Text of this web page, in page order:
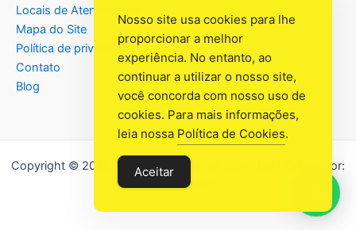
Locais de Atendimento
Mapa do Site
Política de privacidade
Contato
Blog
Copyright © 2026 Assistência Têcnica Eletro Lar | Criado por:
Industrial Web
Nosso site usa cookies para lhe
proporcionar a melhor
experiência. No entanto, ao
continuar a utilizar o nosso site,
você concorda com nosso uso de
cookies. Para mais informações,
leia nossa Política de Cookies.
Aceitar